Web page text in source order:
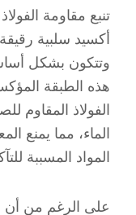
تنبع مقاومة
أكسيد سلبية
وتتكون بشكل
هذه الطبقة
الفولاذ المقاوم
الماء، مما يمنع
المواد المسببة
على الرغم من أن